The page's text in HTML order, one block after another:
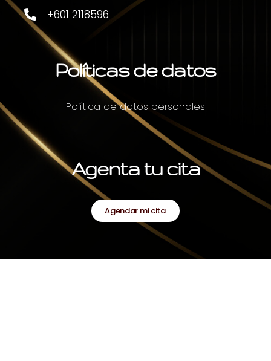
+601 2118596
Políticas de datos
Política de datos personales
Agenta tu cita
Agendar mi cita